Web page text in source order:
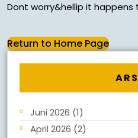
Dont worry&hellip it
Return to Home Page
Juni 2026 (1)
April 2026 (2)